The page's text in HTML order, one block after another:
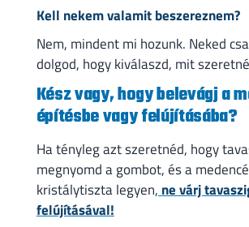
Kell nekem valamit beszereznem?
Nem, mindent mi hozunk. Neked
dolgod, hogy kiválaszd, mit
Kész vagy, hogy belevágj a
építésbe vagy felújításába?
Ha tényleg azt szeretnéd, hogy
megnyomd a gombot, és a
kristálytiszta legyen, ne várj
felújításával!